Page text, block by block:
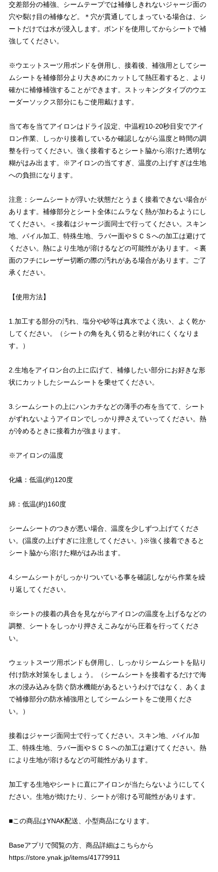
交差部分の補強、シームテープでは補修しきれないジャージ面の
穴や裂け目の補修など。＊穴が貫通してしまっている場合は、シ
ートだけでは水が浸入します。ボンドを使用してからシートで補
強してください。
※ウエットスーツ用ボンドを併用し、接着後、補強用としてシー
ムシートを補修部分より大きめにカットして熱圧着すると、より
確かに補修補強することができます。ストッキングタイプのウエ
ーダーソックス部分にもご使用戴けます。
当て布を当てアイロンはドライ設定、中温程10-20秒目安でアイ
ロン作業、しっかり接着しているか確認しながら温度と時間の調
整を行ってください。強く接着するとシート脇から溶けた透明な
糊がはみ出ます。※アイロンの当てすぎ、温度の上げすぎは生地
への負担になります。
注意：シームシートが浮いた状態だとうまく接着できない場合が
あります。補修部分とシート全体にムラなく熱が加わるようにし
てください。＜接着はジャージ面同士で行ってください。スキン
地、パイル加工、特殊生地、ラバー面やＳＣＳへの加工は避けて
ください。熱により生地が溶けるなどの可能性があります。＜裏
面のフチにレーザー切断の際の汚れがある場合があります。ご了
承ください。
【使用方法】
1.加工する部分の汚れ、塩分や砂等は真水でよく洗い、よく乾か
してください。（シートの角を丸く切ると剥がれにくくなりま
す。）
2.生地をアイロン台の上に広げて、補修したい部分にお好きな形
状にカットしたシームシートを乗せてください。
3.シームシートの上にハンカチなどの薄手の布を当てて、シート
がずれないようアイロンでしっかり押さえていってください。熱
が冷めるときに接着力が強まります。
※アイロンの温度
化繊：低温(約)120度
綿：低温(約)160度
シームシートのつきが悪い場合、温度を少しずつ上げてくださ
い。(温度の上げすぎに注意してください。)※強く接着できると
シート脇から溶けた糊がはみ出ます。
4.シームシートがしっかりついている事を確認しながら作業を繰
り返してください。
※シートの接着の具合を見ながらアイロンの温度を上げるなどの
調整、シートをしっかり押さえこみながら圧着を行ってくださ
い。
ウェットスーツ用ボンドも併用し、しっかりシームシートを貼り
付け防水対策をしましょう。（シームシートを接着するだけで海
水の浸み込みを防ぐ防水機能があるというわけではなく、あくま
で補修部分の防水補強用としてシームシートをご使用くださ
い。）
接着はジャージ面同士で行ってください。スキン地、パイル加
工、特殊生地、ラバー面やＳＣＳへの加工は避けてください。熱
により生地が溶けるなどの可能性があります。
加工する生地やシートに直にアイロンが当たらないようにしてく
ださい。生地が焼けたり、シートが溶ける可能性があります。
■この商品はYNAK配送、小型商品になります。
Baseアプリで閲覧の方、商品詳細はこちらから
https://store.ynak.jp/items/41779911